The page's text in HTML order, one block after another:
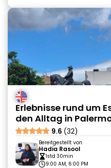
Erlebnisse rund um
den Alltag in
9.6 (32)
Bereitgestellt von
Hadia Rasool
1std 30min
9:00 AM, 6:00 PM